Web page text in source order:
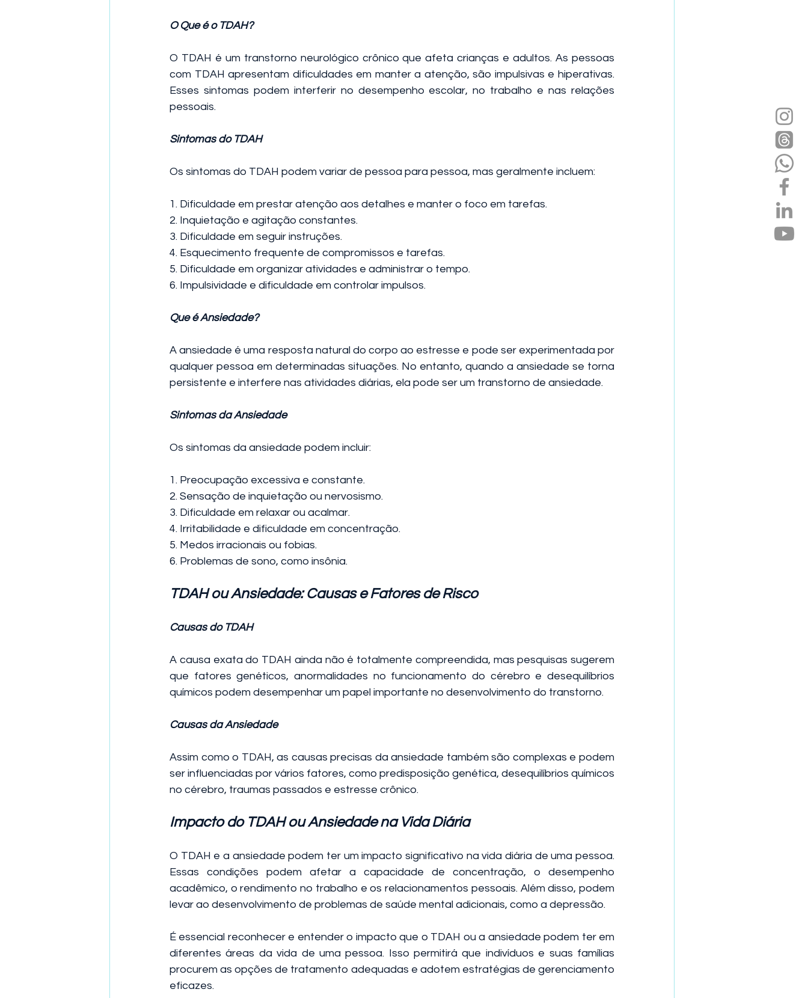
O Que é o TDAH?
O TDAH é um transtorno neurológico crônico que afeta crianças e adultos. As pessoas
com TDAH apresentam dificuldades em manter a atenção, são impulsivas e hiperativas.
Esses sintomas podem interferir no desempenho escolar, no trabalho e nas relações
pessoais.
Sintomas do TDAH
Os sintomas do TDAH podem variar de pessoa para pessoa, mas geralmente incluem:
1. Dificuldade em prestar atenção aos detalhes e manter o foco em tarefas.
2. Inquietação e agitação constantes.
3. Dificuldade em seguir instruções.
4. Esquecimento frequente de compromissos e tarefas.
5. Dificuldade em organizar atividades e administrar o tempo.
6. Impulsividade e dificuldade em controlar impulsos.
Que é Ansiedade?
A ansiedade é uma resposta natural do corpo ao estresse e pode ser experimentada por
qualquer pessoa em determinadas situações. No entanto, quando a ansiedade se torna
persistente e interfere nas atividades diárias, ela pode ser um transtorno de ansiedade.
Sintomas da Ansiedade
Os sintomas da ansiedade podem incluir:
1. Preocupação excessiva e constante.
2. Sensação de inquietação ou nervosismo.
3. Dificuldade em relaxar ou acalmar.
4. Irritabilidade e dificuldade em concentração.
5. Medos irracionais ou fobias.
6. Problemas de sono, como insônia.
TDAH ou Ansiedade: Causas e Fatores de Risco
Causas do TDAH
A causa exata do TDAH ainda não é totalmente compreendida, mas pesquisas sugerem
que fatores genéticos, anormalidades no funcionamento do cérebro e desequilíbrios
químicos podem desempenhar um papel importante no desenvolvimento do transtorno.
Causas da Ansiedade
Assim como o TDAH, as causas precisas da ansiedade também são complexas e podem
ser influenciadas por vários fatores, como predisposição genética, desequilíbrios químicos
no cérebro, traumas passados e estresse crônico.
Impacto do TDAH ou Ansiedade na Vida Diária
O TDAH e a ansiedade podem ter um impacto significativo na vida diária de uma pessoa.
Essas condições podem afetar a capacidade de concentração, o desempenho
acadêmico, o rendimento no trabalho e os relacionamentos pessoais. Além disso, podem
levar ao desenvolvimento de problemas de saúde mental adicionais, como a depressão.
É essencial reconhecer e entender o impacto que o TDAH ou a ansiedade podem ter em
diferentes áreas da vida de uma pessoa. Isso permitirá que indivíduos e suas famílias
procurem as opções de tratamento adequadas e adotem estratégias de gerenciamento
eficazes.